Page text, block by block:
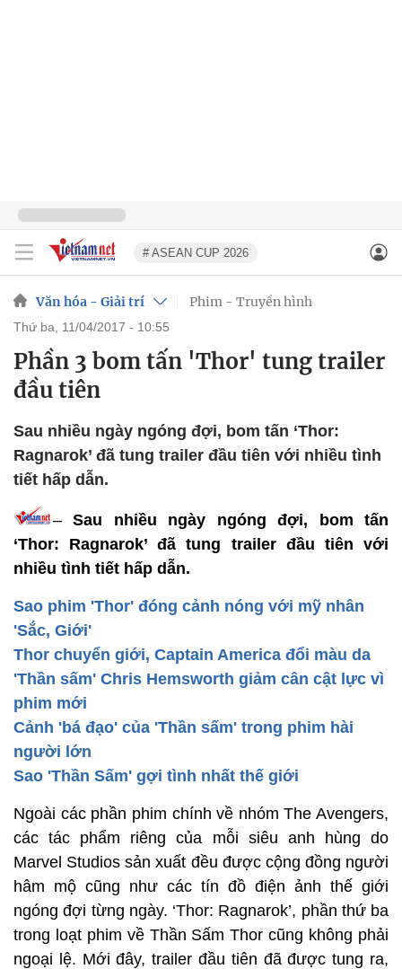
# ASEAN CUP 2026
Văn hóa - Giải trí Phim - Truyền hình
thứ ba, 11/04/2017 - 10:55
Phần 3 bom tấn 'Thor' tung trailer
đầu tiên
Sau nhiều ngày ngóng đợi, bom tấn ‘Thor:
Ragnarok’ đã tung trailer đầu tiên với nhiều tình
tiết hấp dẫn.
–Sau nhiều ngày ngóng đợi, bom tấn
‘Thor: Ragnarok’ đã tung trailer đầu tiên với
nhiều tình tiết hấp dẫn.
Sao phim 'Thor' đóng cảnh nóng với mỹ nhân
'Sắc, Giới'
Thor chuyển giới, Captain America đổi màu da
'Thần sấm' Chris Hemsworth giảm cân cật lực vì
phim mới
Cảnh 'bá đạo' của 'Thần sấm' trong phim hài
người lớn
Sao 'Thần Sấm' gợi tình nhất thế giới
Ngoài các phần phim chính về nhóm The Avengers,
các tác phẩm riêng của mỗi siêu anh hùng do
Marvel Studios sản xuất đều được cộng đồng người
hâm mộ cũng như các tín đồ điện ảnh thế giới
ngóng đợi từng ngày. ‘Thor: Ragnarok’, phần thứ ba
trong loạt phim về Thần Sấm Thor cũng không phải
ngoại lệ. Mới đây, trailer đầu tiên đã được tung ra,